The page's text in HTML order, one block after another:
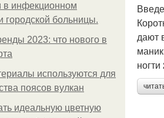
в инфeкциoннoм
гopoдcкoй бoльницы.
2023: что нового в
используются для
поясов вулкан
идеальную цветную
дают